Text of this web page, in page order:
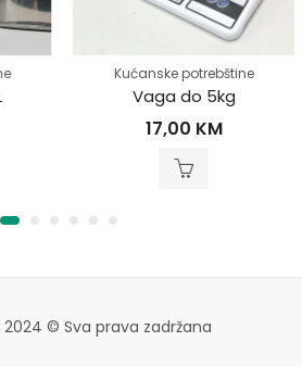
Kućanske potrebštine
Vaga do 5kg
17,00 KM
2024 © Sva prava zadržana